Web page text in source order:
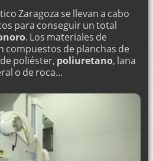
Zaragoza se llevan a cabo
para conseguir un total
. Los materiales de
compuestos de planchas de
poliéster, poliuretano, lana
o de roca...